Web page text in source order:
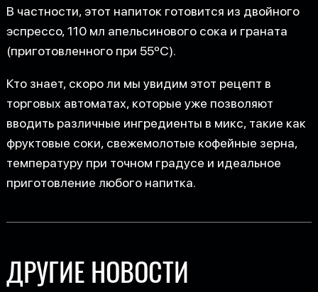
В частности, этот напиток готовится из двойного
эспрессо, 110 мл апельсинового сока и граната
(приготовленного при 55ºC).
Кто знает, скоро ли мы увидим этот рецепт в
торговых автоматах, которые уже позволяют
вводить различные ингредиенты в микс, такие как
фруктовые соки, свежемолотые кофейные зерна,
температуру при точном градусе и идеальное
приготовление любого напитка.
ДРУГИЕ НОВОСТИ